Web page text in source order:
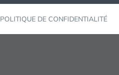
POLITIQUE DE CONFIDENTIALITÉ